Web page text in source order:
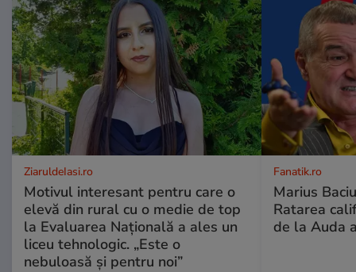
ZiaruldeIasi.ro
Motivul interesant pentru care o
elevă din rural cu o medie de top
la Evaluarea Națională a ales un
liceu tehnologic. „Este o
nebuloasă și pentru noi”
Fanatik.ro
Marius
Ratarea
de la Auda